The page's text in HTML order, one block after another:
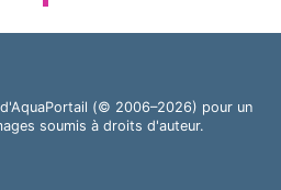
(© 2006–2026) pour un
soumis à droits d'auteur.